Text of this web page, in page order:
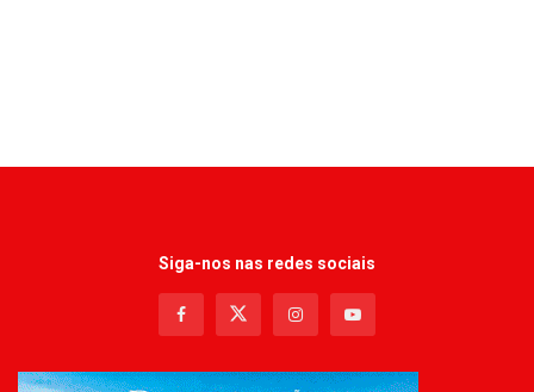
Siga-nos nas redes sociais